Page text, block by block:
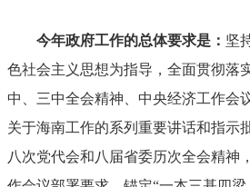
今年政府工作的总体要求是： 坚
色社会主义思想为指导，全面贯彻落
中、三中全会精神、 中央经济工作会
关于海南工作的系列 重要讲话和指示
八次党代会和八届省委历次全会精神